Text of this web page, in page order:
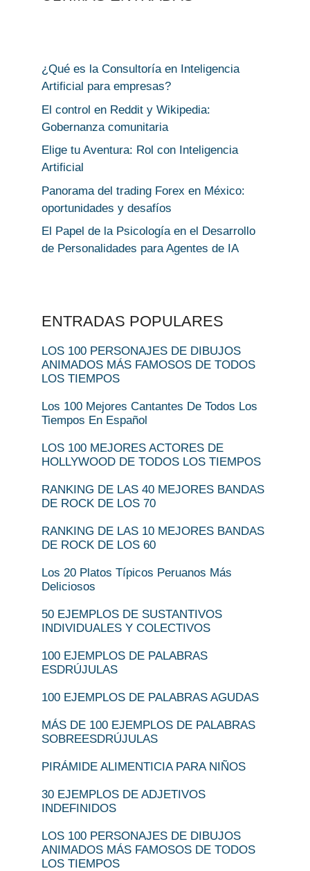
¿Qué es la Consultoría en Inteligencia
Artificial para empresas?
El control en Reddit y Wikipedia:
Gobernanza comunitaria
Elige tu Aventura: Rol con Inteligencia
Artificial
Panorama del trading Forex en México:
oportunidades y desafíos
El Papel de la Psicología en el Desarrollo
de Personalidades para Agentes de IA
ENTRADAS POPULARES
LOS 100 PERSONAJES DE DIBUJOS
ANIMADOS MÁS FAMOSOS DE TODOS
LOS TIEMPOS
Los 100 Mejores Cantantes De Todos Los
Tiempos En Español
LOS 100 MEJORES ACTORES DE
HOLLYWOOD DE TODOS LOS TIEMPOS
RANKING DE LAS 40 MEJORES BANDAS
DE ROCK DE LOS 70
RANKING DE LAS 10 MEJORES BANDAS
DE ROCK DE LOS 60
Los 20 Platos Típicos Peruanos Más
Deliciosos
50 EJEMPLOS DE SUSTANTIVOS
INDIVIDUALES Y COLECTIVOS
100 EJEMPLOS DE PALABRAS
ESDRÚJULAS
100 EJEMPLOS DE PALABRAS AGUDAS
MÁS DE 100 EJEMPLOS DE PALABRAS
SOBREESDRÚJULAS
PIRÁMIDE ALIMENTICIA PARA NIÑOS
30 EJEMPLOS DE ADJETIVOS
INDEFINIDOS
LOS 100 PERSONAJES DE DIBUJOS
ANIMADOS MÁS FAMOSOS DE TODOS
LOS TIEMPOS